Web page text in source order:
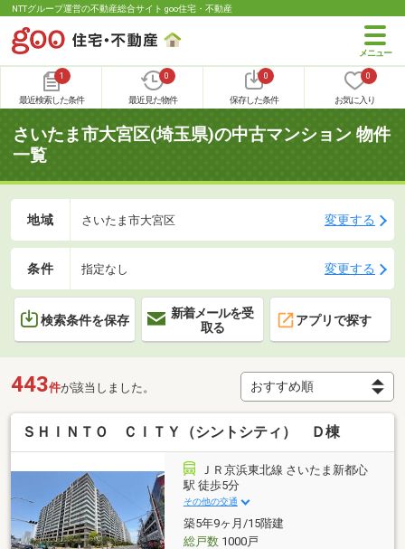
NTTグループ運営の不動産総合サイト goo住宅・不動産
1
最近検索した条件
0
最近見た物件
0
保存した条件
0
お気に入り
さいたま市大宮区(埼玉県)の中古マンション 物件
一覧
地域 さいたま市大宮区 変更する
条件 指定なし 変更する
検索条件を保存
新着メールを受
取る
アプリで探す
443件が該当しました。
ＳＨＩＮＴＯ ＣＩＴＹ（シントシティ） Ｄ棟
ＪＲ京浜東北線 さいたま新都心
駅 徒歩5分
その他の交通
築5年9ヶ月/15階建
総戸数1000戸